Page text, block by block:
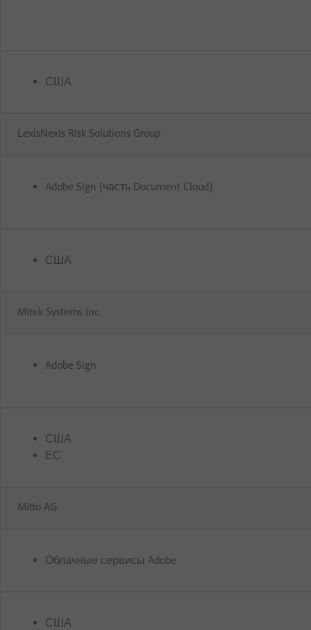
США
LexisNexis Risk Solutions Group
Adobe Sign (часть Document Cloud)
США
Mitek Systems Inc.
Adobe Sign
США
ЕС
Mitto AG
Облачные сервисы Adobe
США